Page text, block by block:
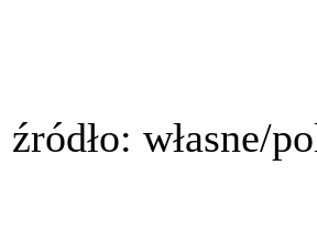
źródło: własne/